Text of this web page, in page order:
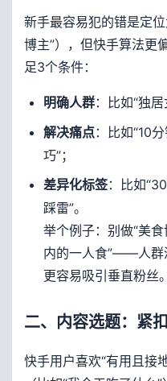
新手最容易犯的错是定
博主”），但快手算法更
足3个条件：
明确人群：比如“独居
解决痛点：比如“10
巧”；
差异化标签：比如
踩雷”。
举个例子：别做“美
内的一人食”——人群
更容易吸引垂直粉丝。
二、内容选题：紧
快手用户喜欢“有用且接